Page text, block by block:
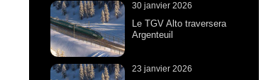
30 janvier 2026
Le TGV Alto traversera
Argenteuil
23 janvier 2026